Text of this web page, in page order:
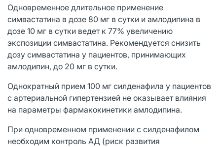
Одновременное длительное применение
симвастатина в дозе 80 мг в сутки и амлодипина в
дозе 10 мг в сутки ведет к 77% увеличению
экспозиции симвастатина. Рекомендуется снизить
дозу симвастатина у пациентов, принимающих
амлодипин, до 20 мг в сутки.
Однократный прием 100 мг силденафила у пациентов
с артериальной гипертензией не оказывает влияния
на параметры фармакокинетики амлодипина.
При одновременном применении с силденафилом
необходим контроль АД (риск развития